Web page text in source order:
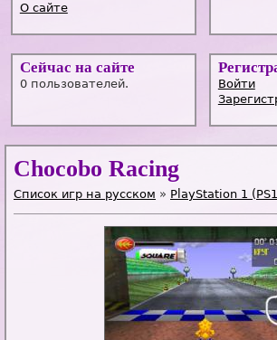
О сайте
Сейчас на сайте
0 пользователей.
Войти
Chocobo Racing
Список игр на русском » PlayStation 1